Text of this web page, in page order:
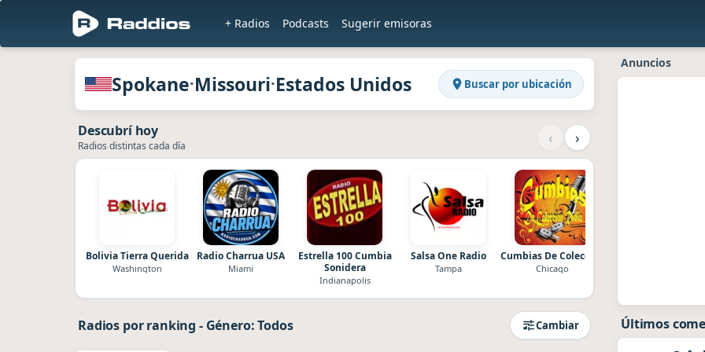
+ Radios Podcasts Sugerir emisoras
Radios de Spokane · Missouri · Estados Unidosen Raddios
Spokane·Missouri·Estados Unidos Buscar por ubicación
Descubrí hoy
Radios distintas cada día ‹ ›
Bolivia Tierra Querida
Washington
Radio Charrua USA
Miami
Estrella 100 Cumbia
Sonidera
Indianapolis
Salsa One Radio
Tampa
Cumbias De Colección
Chicago
Radios por ranking - Género: Todos Cambiar
Anuncios
Últimos